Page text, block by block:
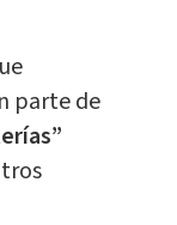
parte de